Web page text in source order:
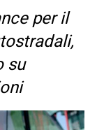
per il
su